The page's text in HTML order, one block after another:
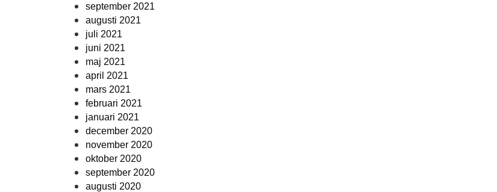
september 2021
augusti 2021
juli 2021
juni 2021
maj 2021
april 2021
mars 2021
februari 2021
januari 2021
december 2020
november 2020
oktober 2020
september 2020
augusti 2020